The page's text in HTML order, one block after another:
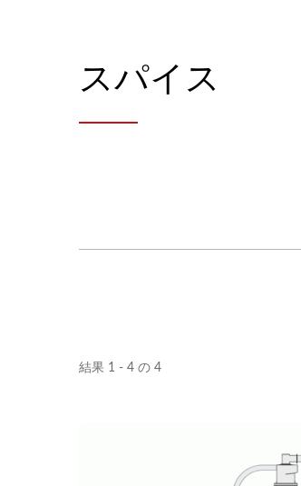
スパイス
結果 1 - 4 の 4